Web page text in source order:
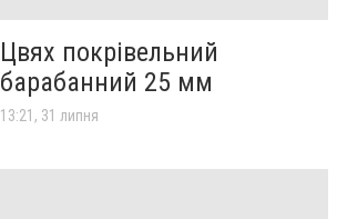
Цвях покрівельний
барабанний 25 мм
13:21, 31 липня